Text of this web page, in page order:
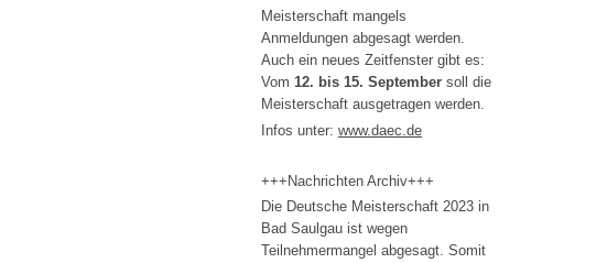
Meisterschaft mangels
Anmeldungen abgesagt werden.
Auch ein neues Zeitfenster gibt es:
Vom 12. bis 15. September soll die
Meisterschaft ausgetragen werden.
Infos unter: www.daec.de
+++Nachrichten Archiv+++
Die Deutsche Meisterschaft 2023 in
Bad Saulgau ist wegen
Teilnehmermangel abgesagt. Somit